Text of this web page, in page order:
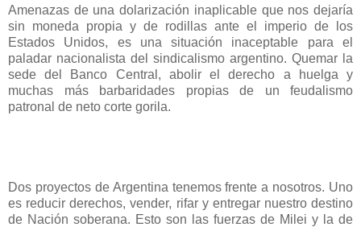
Amenazas de una dolarización inaplicable que nos dejaría
sin moneda propia y de rodillas ante el imperio de los
Estados Unidos, es una situación inaceptable para el
paladar nacionalista del sindicalismo argentino. Quemar la
sede del Banco Central, abolir el derecho a huelga y
muchas más barbaridades propias de un feudalismo
patronal de neto corte gorila.
Dos proyectos de Argentina tenemos frente a nosotros. Uno
es reducir derechos, vender, rifar y entregar nuestro destino
de Nación soberana. Esto son las fuerzas de Milei y la de